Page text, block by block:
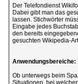
Der Telefondienst
Dabei gibt man das
lassen. Stichwörter
Eingabe jedes
den bereits
gesuchten Wikipedia-
Anwendungsbereiche:
Ob unterwegs beim
Situationen, bei